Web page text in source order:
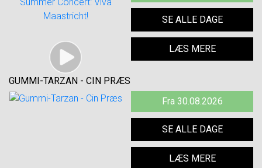
SE ALLE DAGE
LÆS MERE
GUMMI-TARZAN - CIN PRÆS
Fra 30.08.2026
SE ALLE DAGE
LÆS MERE